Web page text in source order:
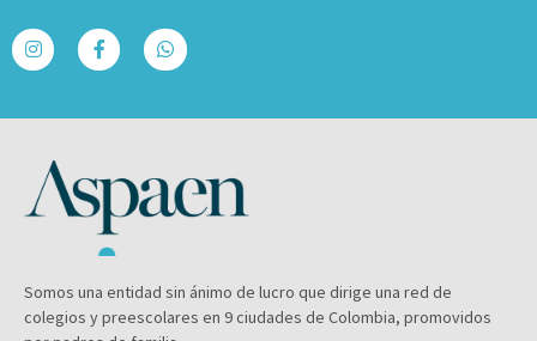
Somos una entidad sin ánimo de lucro que dirige una red de
colegios y preescolares en 9 ciudades de Colombia, promovidos